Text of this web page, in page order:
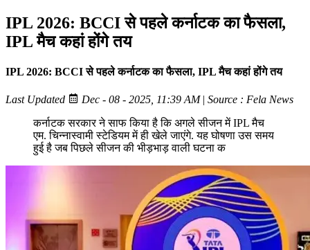
IPL 2026: BCCI से पहले कर्नाटक का फैसला,
IPL मैच कहां होंगे तय
IPL 2026: BCCI से पहले कर्नाटक का फैसला, IPL मैच कहां होंगे तय
Last Updated Dec - 08 - 2025, 11:39 AM| Source : Fela News
कर्नाटक सरकार ने साफ किया है कि अगले सीजन में IPL मैच
एम. चिन्नास्वामी स्टेडियम में ही खेले जाएंगे. यह घोषणा उस समय
हुई है जब पिछले सीजन की भीड़भाड़ वाली घटना क